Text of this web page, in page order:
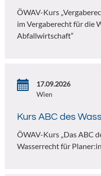
ÖWAV-Kurs
im Vergaberecht für die
Abfallwirtschaft“
17.09.2026
Wien
Kurs ABC des
ÖWAV-Kurs „Das ABC
Wasserrecht für